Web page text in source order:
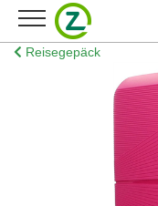
Reisegepäck